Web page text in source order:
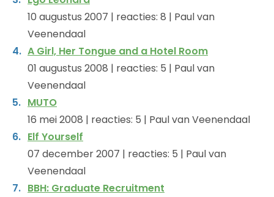
10 augustus 2007 | reacties: 8 | Paul van
Veenendaal
A Girl, Her Tongue and a Hotel Room
01 augustus 2008 | reacties: 5 | Paul van
Veenendaal
MUTO
16 mei 2008 | reacties: 5 | Paul van Veenendaal
Elf Yourself
07 december 2007 | reacties: 5 | Paul van
Veenendaal
BBH: Graduate Recruitment